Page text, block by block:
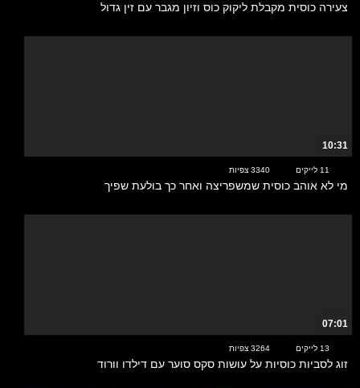
צעירה כוסית מקבלת ליקוק כוס וזיון מגבר עם זין גדול
10:31
11 לייקים 3340 צפיות
מי לא אוהב כוסית שמשפריצה ואחר כך בולעת שפיך
07:01
13 לייקים 3264 צפיות
זוג לסביות כוסיות על עושות סקס סוער עם דילדו וורוד